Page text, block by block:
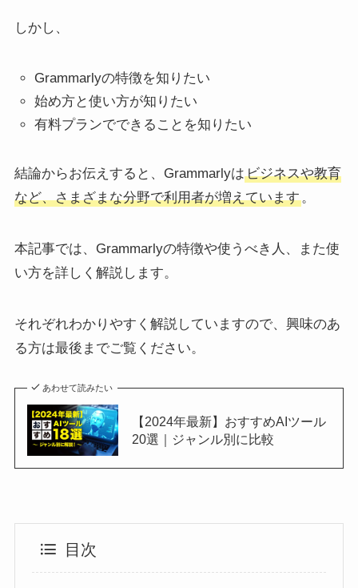
しかし、
Grammarlyの特徴を知りたい
始め方と使い方が知りたい
有料プランでできることを知りたい
結論からお伝えすると、Grammarlyはビジネスや教育
など、さまざまな分野で利用者が増えています。
本記事では、Grammarlyの特徴や使うべき人、また使
い方を詳しく解説します。
それぞれわかりやすく解説していますので、興味のあ
る方は最後までご覧ください。
あわせて読みたい
【2024年最新】おすすめAIツール
20選｜ジャンル別に比較
目次